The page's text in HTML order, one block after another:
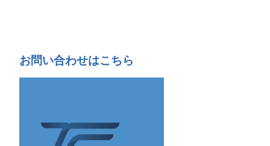
お問い合わせはこちら